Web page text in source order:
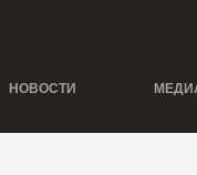
НОВОСТИ